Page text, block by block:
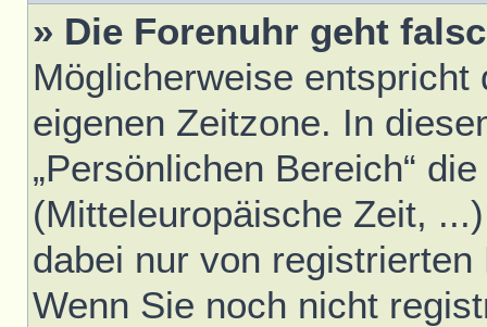
» Die Forenuhr geht
Möglicherweise
eigenen Zeitzone. In
„Persönlichen Bereich“
(Mitteleuropäische Zeit,
dabei nur von
Wenn Sie noch nicht